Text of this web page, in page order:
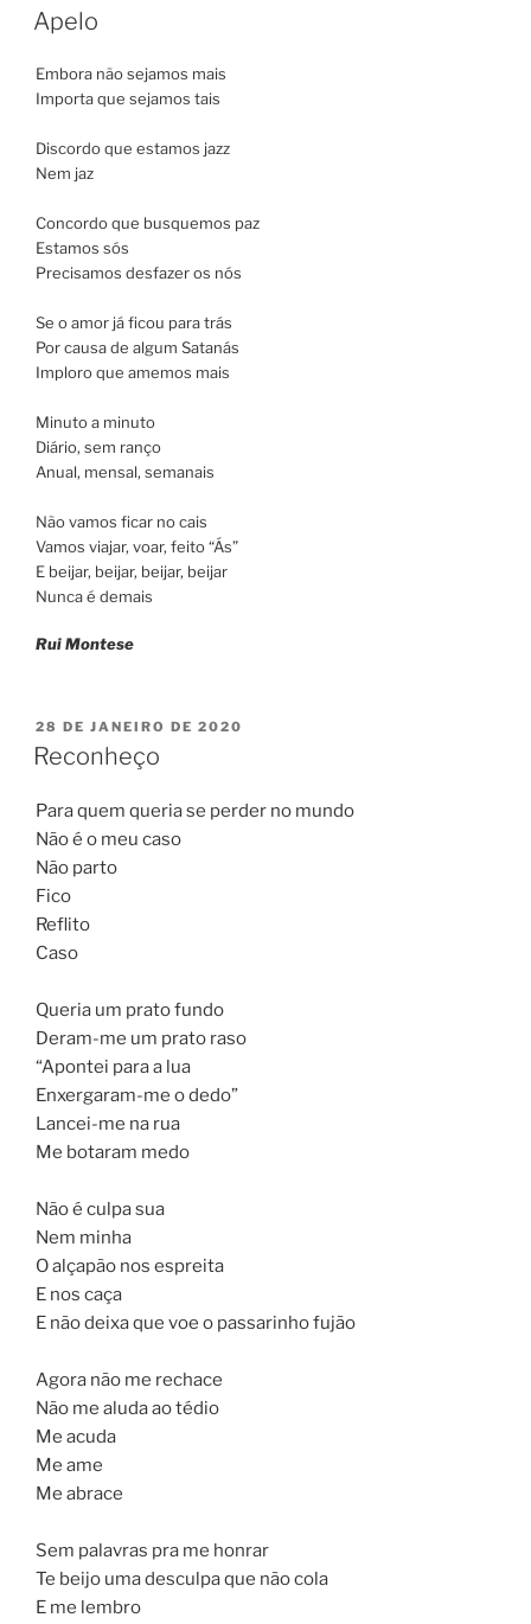
EM
Apelo
Embora não sejamos mais
Importa que sejamos tais
Discordo que estamos jazz
Nem jaz
Concordo que busquemos paz
Estamos sós
Precisamos desfazer os nós
Se o amor já ficou para trás
Por causa de algum Satanás
Imploro que amemos mais
Minuto a minuto
Diário, sem ranço
Anual, mensal, semanais
Não vamos ficar no cais
Vamos viajar, voar, feito “Ás”
E beijar, beijar, beijar, beijar
Nunca é demais
Rui Montese
PUBLICADO
EM
28 DE JANEIRO DE 2020
Reconheço
Para quem queria se perder no mundo
Não é o meu caso
Não parto
Fico
Reflito
Caso
Queria um prato fundo
Deram-me um prato raso
“Apontei para a lua
Enxergaram-me o dedo”
Lancei-me na rua
Me botaram medo
Não é culpa sua
Nem minha
O alçapão nos espreita
E nos caça
E não deixa que voe o passarinho fujão
Agora não me rechace
Não me aluda ao tédio
Me acuda
Me ame
Me abrace
Sem palavras pra me honrar
Te beijo uma desculpa que não cola
E me lembro